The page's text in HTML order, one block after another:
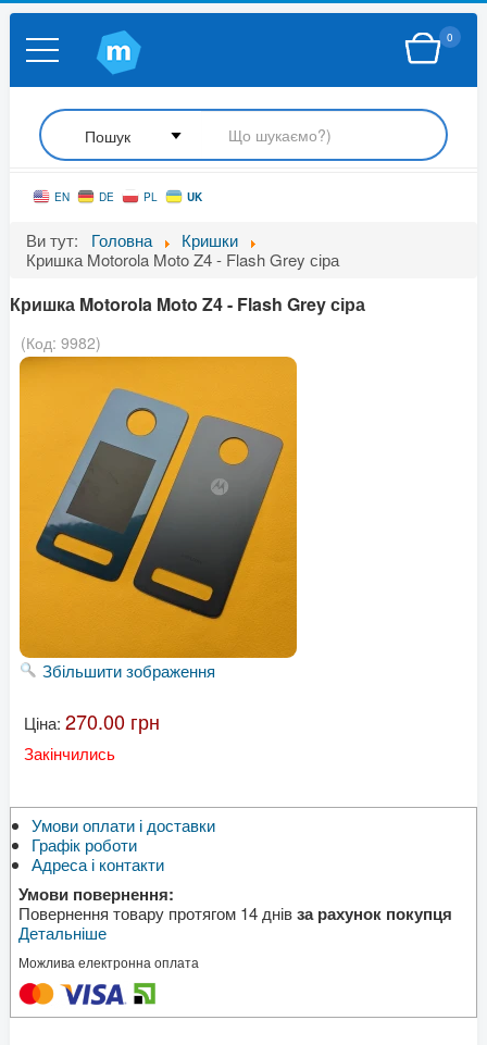
0
EN DE PL UK
Ви тут: Головна
Кришки
Кришка Motorola Moto Z4 - Flash Grey сіра
Кришка Motorola Moto Z4 - Flash Grey сіра
(Код: 9982)
Збільшити зображення
Ціна: 270.00 грн
Закінчились
Умови оплати і доставки
Графік роботи
Адреса і контакти
Умови повернення:
Повернення товару протягом 14 днівза рахунок покупця
Детальніше
Можлива електронна оплата